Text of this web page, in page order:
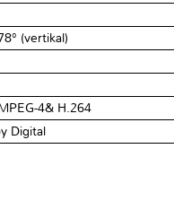
(vertikal)
4& H.264
Digital